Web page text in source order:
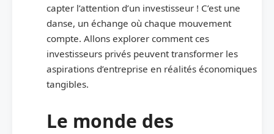
capter l’attention d’un investisseur ! C’est une
danse, un échange où chaque mouvement
compte. Allons explorer comment ces
investisseurs privés peuvent transformer les
aspirations d’entreprise en réalités économiques
tangibles.
Le monde des